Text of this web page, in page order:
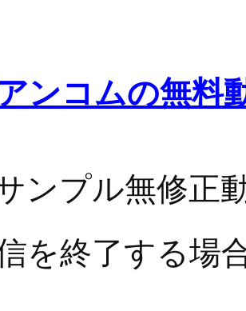
ンコムの無料
ンプル無修正
を終了する場